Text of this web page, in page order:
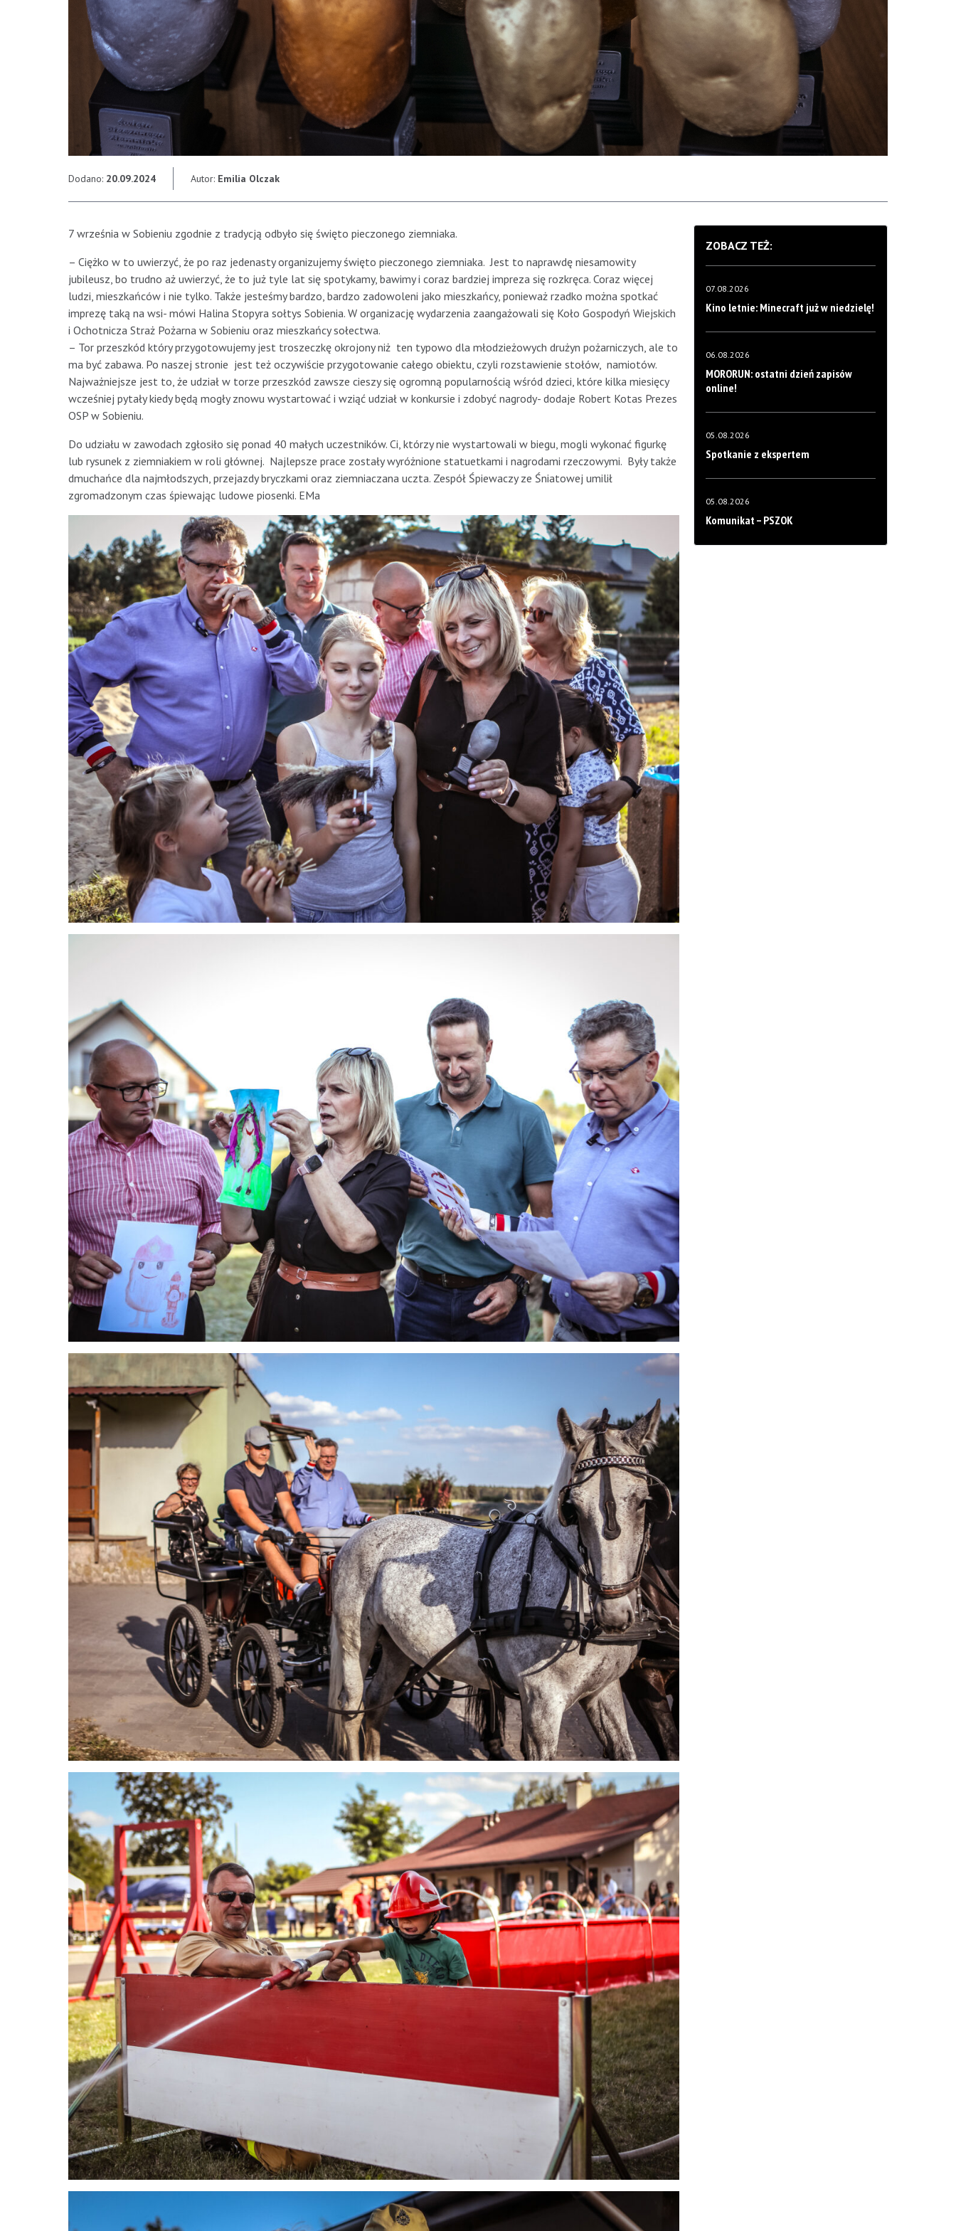
Dodano: 20.09.2024 Autor: Emilia Olczak
7 września w Sobieniu zgodnie z tradycją odbyło się święto pieczonego ziemniaka.
– Ciężko w to uwierzyć, że po raz jedenasty organizujemy święto pieczonego ziemniaka. Jest to naprawdę niesamowity
jubileusz, bo trudno aż uwierzyć, że to już tyle lat się spotykamy, bawimy i coraz bardziej impreza się rozkręca. Coraz więcej
ludzi, mieszkańców i nie tylko. Także jesteśmy bardzo, bardzo zadowoleni jako mieszkańcy, ponieważ rzadko można spotkać
imprezę taką na wsi- mówi Halina Stopyra sołtys Sobienia. W organizację wydarzenia zaangażowali się Koło Gospodyń Wiejskich
i Ochotnicza Straż Pożarna w Sobieniu oraz mieszkańcy sołectwa.
– Tor przeszkód który przygotowujemy jest troszeczkę okrojony niż ten typowo dla młodzieżowych drużyn pożarniczych, ale to
ma być zabawa. Po naszej stronie jest też oczywiście przygotowanie całego obiektu, czyli rozstawienie stołów, namiotów.
Najważniejsze jest to, że udział w torze przeszkód zawsze cieszy się ogromną popularnością wśród dzieci, które kilka miesięcy
wcześniej pytały kiedy będą mogły znowu wystartować i wziąć udział w konkursie i zdobyć nagrody- dodaje Robert Kotas Prezes
OSP w Sobieniu.
Do udziału w zawodach zgłosiło się ponad 40 małych uczestników. Ci, którzy nie wystartowali w biegu, mogli wykonać figurkę
lub rysunek z ziemniakiem w roli głównej. Najlepsze prace zostały wyróżnione statuetkami i nagrodami rzeczowymi. Były także
dmuchańce dla najmłodszych, przejazdy bryczkami oraz ziemniaczana uczta. Zespół Śpiewaczy ze Śniatowej umilił
zgromadzonym czas śpiewając ludowe piosenki. EMa
ZOBACZ TEŻ:
07.08.2026
Kino letnie: Minecraft już w niedzielę!
06.08.2026
MORORUN: ostatni dzień zapisów
online!
05.08.2026
Spotkanie z ekspertem
05.08.2026
Komunikat – PSZOK